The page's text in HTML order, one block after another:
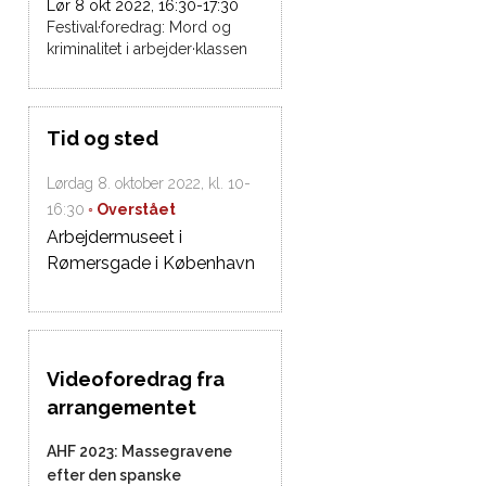
Lør 8 okt 2022, 16:30-17:30
Festival·foredrag: Mord og
kriminalitet i arbejder·klassen
Tid og sted
Lørdag 8. oktober 2022, kl. 10-
16:30
Arbejdermuseet i
Rømersgade i København
Videoforedrag fra
arrangementet
AHF 2023: Massegravene
efter den spanske